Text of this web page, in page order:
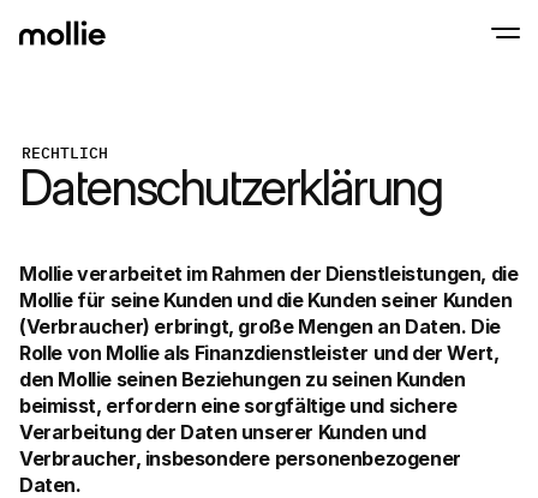
RECHTLICH
Datenschutzerklärung
Mollie verarbeitet im Rahmen der Dienstleistungen, die
Mollie für seine Kunden und die Kunden seiner Kunden
(Verbraucher) erbringt, große Mengen an Daten. Die
Rolle von Mollie als Finanzdienstleister und der Wert,
den Mollie seinen Beziehungen zu seinen Kunden
beimisst, erfordern eine sorgfältige und sichere
Verarbeitung der Daten unserer Kunden und
Verbraucher, insbesondere personenbezogener
Daten.
Tap to Pay auf dem iPhone
Akzeptieren Sie kontaklose Zahlungen
Jetzt starten
Akzeptieren und
Zahlungen
POS-Zahlungen
Mollie-Checkout
Personalisieren Sie
für eine höhere
Wiederkehrende
Erhalten Sie
Abo-Zahlungen
Acceptance & Risk
Verhindern Sie
maximieren Sie die
Partner
Für Agenturen